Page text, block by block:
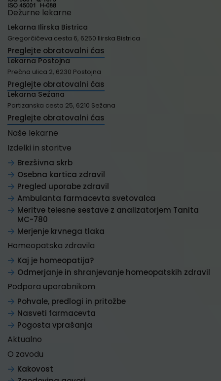
Dežurne lekarne
Lekarna Ilirska Bistrica
Gregorčičeva cesta 6, 6250 Ilirska Bistrica
Preglejte obratovalni čas
Lekarna Postojna
Prečna ulica 2, 6230 Postojna
Preglejte obratovalni čas
Lekarna Sežana
Partizanska cesta 25, 6210 Sežana
Preglejte obratovalni čas
Naše lekarne
Izdelki in storitve
Brezšivna skrb
Osebna kartica zdravil
Pregled uporabe zdravil
Ambulanta farmacevta svetovalca
Meritve telesne sestave z analizatorjem Tanita
MC-780
Merjenje krvnega tlaka
Homeopatska zdravila
Kaj je homeopatija?
Odmerjanje in shranjevanje homeopatskih zdravil
Podpora uporabnikom
Pohvale, predlogi in pritožbe
Nasveti farmacevta
Pogosta vprašanja
Aktualno
O zavodu
Kakovost